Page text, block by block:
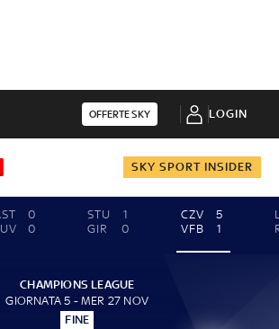
OFFERTE SKY LOGIN
SKY SPORT INSIDER
0
0
STU
1
GIR
0
CZV
5
VFB
1
CHAMPIONS LEAGUE
GIORNATA 5 - MER 27 NOV
FINE